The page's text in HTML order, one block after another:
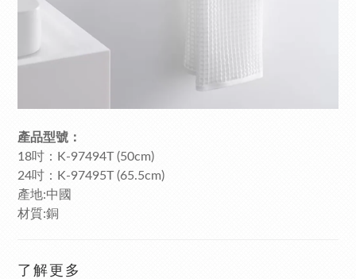
產品型號：
18吋：K-97494T (50cm)
24吋：K-97495T (65.5cm)
產地:中國
材質:銅
了解更多